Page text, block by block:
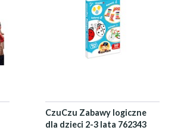
CzuCzu Zabawy logiczne
dla dzieci 2-3 lata 762343